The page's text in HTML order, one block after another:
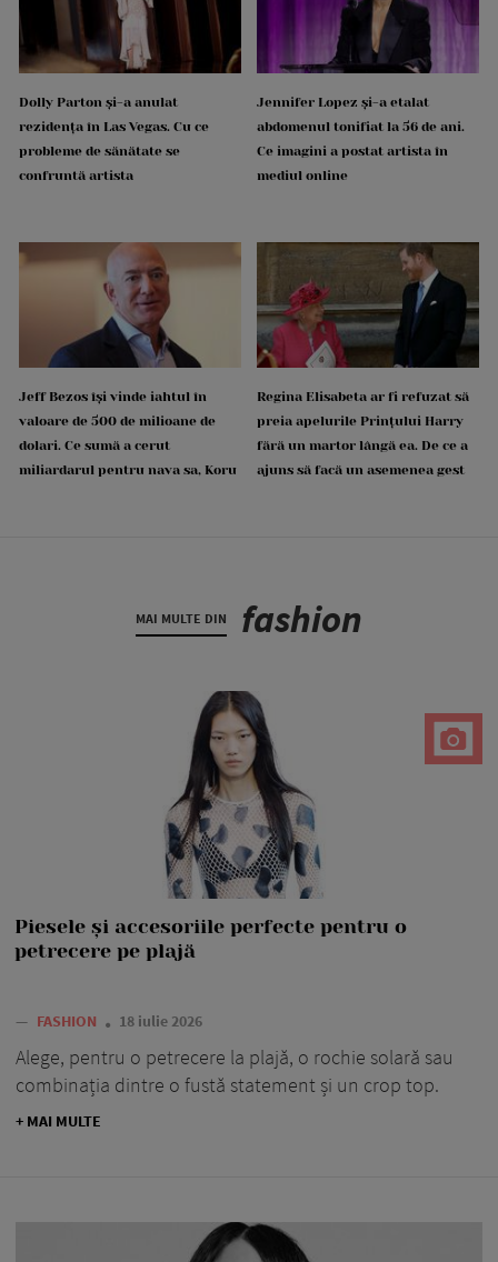
Dolly Parton și-a anulat
rezidența în Las Vegas. Cu ce
probleme de sănătate se
confruntă artista
Jennifer Lopez și-a etalat
abdomenul tonifiat la 56 de ani.
Ce imagini a postat artista în
mediul online
Jeff Bezos își vinde iahtul în
valoare de 500 de milioane de
dolari. Ce sumă a cerut
miliardarul pentru nava sa, Koru
Regina Elisabeta ar fi refuzat să
preia apelurile Prințului Harry
fără un martor lângă ea. De ce a
ajuns să facă un asemenea gest
MAI MULTE DIN fashion
Piesele și accesoriile perfecte pentru o
petrecere pe plajă
— FASHION 18 iulie 2026
Alege, pentru o petrecere la plajă, o rochie solară sau
combinația dintre o fustă statement și un crop top.
+ MAI MULTE